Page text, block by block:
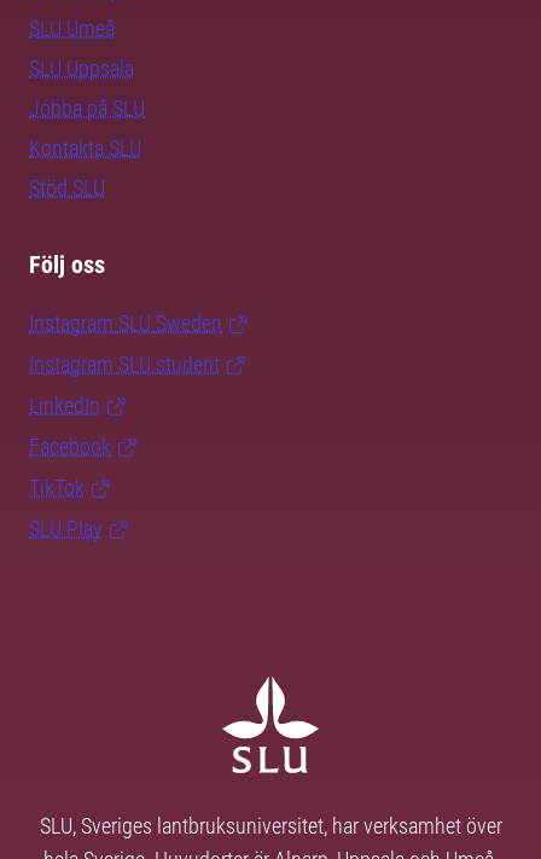
SLU Umeå
SLU Uppsala
Jobba på SLU
Kontakta SLU
Stöd SLU
Följ oss
Instagram SLU.Sweden
Instagram SLU.student
LinkedIn
Facebook
TikTok
SLU Play
SLU, Sveriges lantbruksuniversitet, har verksamhet över